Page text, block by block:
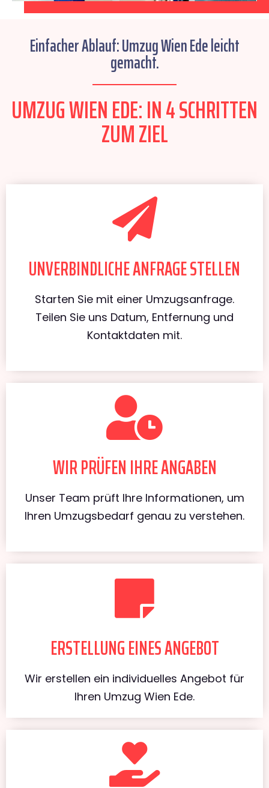
Einfacher Ablauf: Umzug Wien Ede leicht
gemacht.
UMZUG WIEN EDE: IN 4 SCHRITTEN
ZUM ZIEL
UNVERBINDLICHE ANFRAGE STELLEN
Starten Sie mit einer Umzugsanfrage.
Teilen Sie uns Datum, Entfernung und
Kontaktdaten mit.
WIR PRÜFEN IHRE ANGABEN
Unser Team prüft Ihre Informationen, um
Ihren Umzugsbedarf genau zu verstehen.
ERSTELLUNG EINES ANGEBOT
Wir erstellen ein individuelles Angebot für
Ihren Umzug Wien Ede.